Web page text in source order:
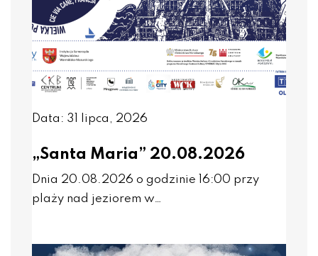
Data: 31 lipca, 2026
„Santa Maria” 20.08.2026
Dnia 20.08.2026 o godzinie 16:00 przy
plaży nad jeziorem w…